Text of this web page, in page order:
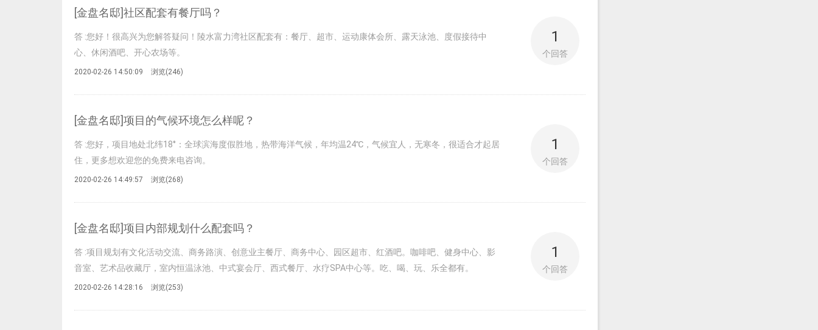
[金盘名邸]社区配套有餐厅吗？
答 :您好！很高兴为您解答疑问！陵水富力湾社区配套有：餐厅、超市、运动康体会所、露天泳池、度假接待中
心、休闲酒吧、开心农场等。
2020-02-26 14:50:09 浏览(246)
1
个回答
[金盘名邸]项目的气候环境怎么样呢？
答 :您好，项目地处北纬18°：全球滨海度假胜地，热带海洋气候，年均温24℃，气候宜人，无寒冬，很适合才起居
住，更多想欢迎您的免费来电咨询。
2020-02-26 14:49:57 浏览(268)
1
个回答
[金盘名邸]项目内部规划什么配套吗？
答 :项目规划有文化活动交流、商务路演、创意业主餐厅、商务中心、园区超市、红酒吧。咖啡吧、健身中心、影
音室、艺术品收藏厅，室内恒温泳池、中式宴会厅、西式餐厅、水疗SPA中心等。吃、喝、玩、乐全都有。
2020-02-26 14:28:16 浏览(253)
1
个回答